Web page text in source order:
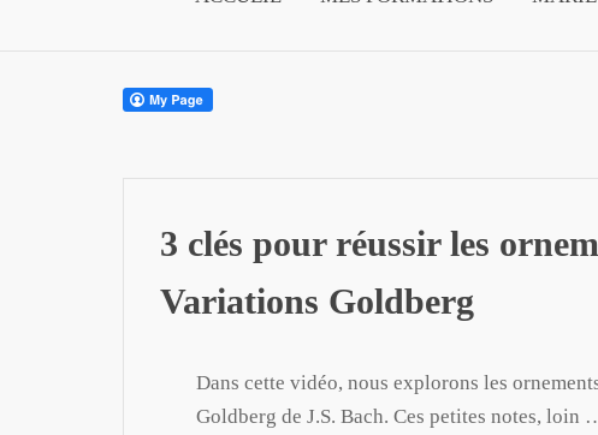
3 clés pour réussir les
Variations Goldberg
Dans cette vidéo, nous explorons les
Goldberg de J.S. Bach. Ces petites notes, loin